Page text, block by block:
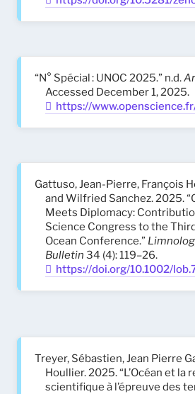
“N° Spécial : UNOC 2025.” n.d.
Accessed December 1, 2025.
https://
Gattuso, Jean-Pierre, François
and Wilfried Sanchez. 2025.
Meets Diplomacy:
Science Congress to the
Ocean Conference.”
Bulletin 34 (4): 119–26.
https://doi.org/10.1002/
Treyer, Sébastien, Jean Pierre
Houllier. 2025. “L’Océan et la
scientifique à l’épreuve des